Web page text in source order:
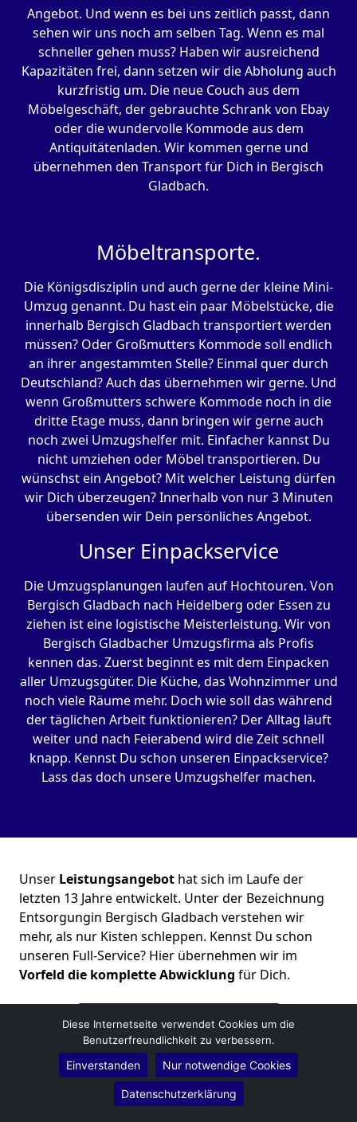
Angebot. Und wenn es bei uns zeitlich passt, dann
sehen wir uns noch am selben Tag. Wenn es mal
schneller gehen muss? Haben wir ausreichend
Kapazitäten frei, dann setzen wir die Abholung auch
kurzfristig um. Die neue Couch aus dem
Möbelgeschäft, der gebrauchte Schrank von Ebay
oder die wundervolle Kommode aus dem
Antiquitätenladen. Wir kommen gerne und
übernehmen den Transport für Dich in Bergisch
Gladbach.
Möbeltransporte.
Die Königsdisziplin und auch gerne der kleine Mini-
Umzug genannt. Du hast ein paar Möbelstücke, die
innerhalb Bergisch Gladbach transportiert werden
müssen? Oder Großmutters Kommode soll endlich
an ihrer angestammten Stelle? Einmal quer durch
Deutschland? Auch das übernehmen wir gerne. Und
wenn Großmutters schwere Kommode noch in die
dritte Etage muss, dann bringen wir gerne auch
noch zwei Umzugshelfer mit. Einfacher kannst Du
nicht umziehen oder Möbel transportieren. Du
wünschst ein Angebot? Mit welcher Leistung dürfen
wir Dich überzeugen? Innerhalb von nur 3 Minuten
übersenden wir Dein persönliches Angebot.
Unser Einpackservice
Die Umzugsplanungen laufen auf Hochtouren. Von
Bergisch Gladbach nach Heidelberg oder Essen zu
ziehen ist eine logistische Meisterleistung. Wir von
Bergisch Gladbacher Umzugsfirma als Profis
kennen das. Zuerst beginnt es mit dem Einpacken
aller Umzugsgüter. Die Küche, das Wohnzimmer und
noch viele Räume mehr. Doch wie soll das während
der täglichen Arbeit funktionieren? Der Alltag läuft
weiter und nach Feierabend wird die Zeit schnell
knapp. Kennst Du schon unseren Einpackservice?
Lass das doch unsere Umzugshelfer machen.
Unser Leistungsangebot hat sich im Laufe der
letzten 13 Jahre entwickelt. Unter der Bezeichnung
Entsorgungin Bergisch Gladbach verstehen wir
mehr, als nur Kisten schleppen. Kennst Du schon
unseren Full-Service? Hier übernehmen wir im
Vorfeld die komplette Abwicklung für Dich.
Kostenloses Angebot erhalten
Diese Internetseite verwendet Cookies um die
Benutzerfreundlichkeit zu verbessern.
Einverstanden Nur notwendige Cookies
Datenschutzerklärung